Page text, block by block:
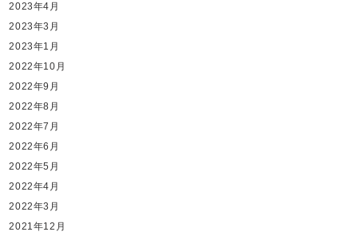
2023年4月
2023年3月
2023年1月
2022年10月
2022年9月
2022年8月
2022年7月
2022年6月
2022年5月
2022年4月
2022年3月
2021年12月